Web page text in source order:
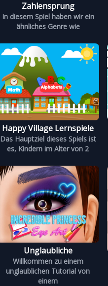
Zahlensprung
In diesem Spiel haben wir ein
ähnliches Genre wie
Happy Village Lernspiele
Das Hauptziel dieses Spiels ist
es, Kindern im Alter von 2
Unglaubliche
Willkommen zu einem
unglaublichen Tutorial von
einem